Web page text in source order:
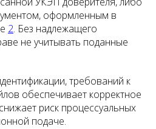
оформленным в
2. Без надлежащего
не учитывать поданные
требований к
обеспечивает корректное
риск процессуальных
подаче.